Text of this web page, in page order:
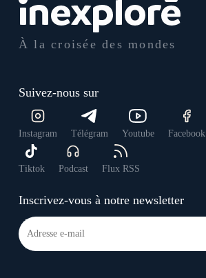
À la croisée des mondes
Suivez-nous sur
Instagram Télégram Youtube Facebook
Tiktok Podcast Flux RSS
Inscrivez-vous à notre newsletter